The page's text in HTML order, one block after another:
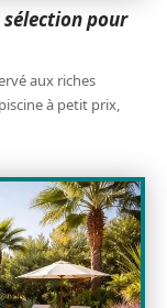
pour
aux riches
à petit prix,